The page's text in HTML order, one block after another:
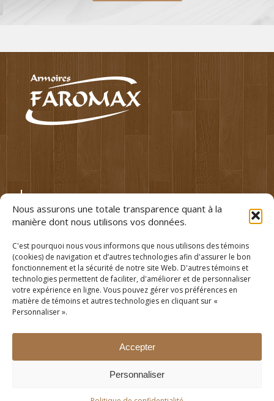
Nous assurons une totale transparence quant à la
manière dont nous utilisons vos données.
C'est pourquoi nous vous informons que nous utilisons des témoins
(cookies) de navigation et d’autres technologies afin d'assurer le bon
fonctionnement et la sécurité de notre site Web. D'autres témoins et
technologies permettent de faciliter, d'améliorer et de personnaliser
votre expérience en ligne. Vous pouvez gérer vos préférences en
matière de témoins et autres technologies en cliquant sur «
Personnaliser ».
Accepter
Personnaliser
3642, rue Pascal Gagnon
Terrebonne (Québec) J6X 4J2
(450) 477.5891